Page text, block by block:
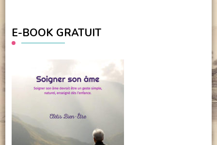
E-BOOK GRATUIT